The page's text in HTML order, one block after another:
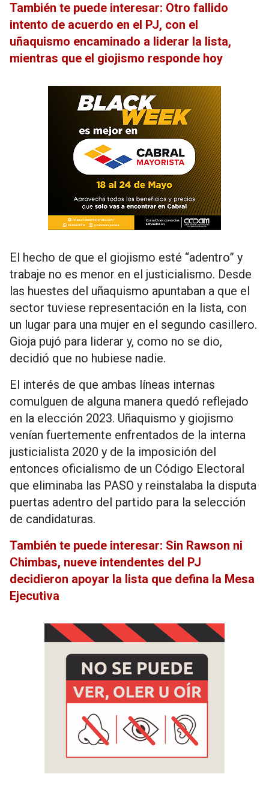
También te puede interesar: Otro fallido
intento de acuerdo en el PJ, con el
uñaquismo encaminado a liderar la lista,
mientras que el giojismo responde hoy
El hecho de que el giojismo esté “adentro” y
trabaje no es menor en el justicialismo. Desde
las huestes del uñaquismo apuntaban a que el
sector tuviese representación en la lista, con
un lugar para una mujer en el segundo casillero.
Gioja pujó para liderar y, como no se dio,
decidió que no hubiese nadie.
El interés de que ambas líneas internas
comulguen de alguna manera quedó reflejado
en la elección 2023. Uñaquismo y giojismo
venían fuertemente enfrentados de la interna
justicialista 2020 y de la imposición del
entonces oficialismo de un Código Electoral
que eliminaba las PASO y reinstalaba la disputa
puertas adentro del partido para la selección
de candidaturas.
También te puede interesar: Sin Rawson ni
Chimbas, nueve intendentes del PJ
decidieron apoyar la lista que defina la Mesa
Ejecutiva